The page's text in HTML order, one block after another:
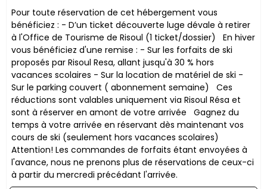
Pour toute réservation de cet hébergement vous
bénéficiez : - D’un ticket découverte luge dévale à retirer
à l'Office de Tourisme de Risoul (1 ticket/dossier) En hiver
vous bénéficiez d'une remise : - Sur les forfaits de ski
proposés par Risoul Resa, allant jusqu'à 30 % hors
vacances scolaires - Sur la location de matériel de ski -
Sur le parking couvert ( abonnement semaine) ​Ces
réductions sont valables uniquement via Risoul Résa et
sont à réserver en amont de votre arrivée Gagnez du
temps à votre arrivée en réservant dès maintenant vos
cours de ski (seulement hors vacances scolaires)
Attention! Les commandes de forfaits étant envoyées à
l'avance, nous ne prenons plus de réservations de ceux-ci
à partir du mercredi précédant l'arrivée.